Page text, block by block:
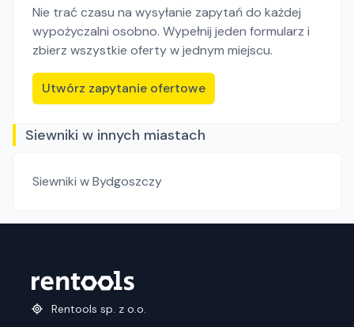
Nie trać czasu na wysyłanie zapytań do każdej
wypożyczalni osobno. Wypełnij jeden formularz i
zbierz wszystkie oferty w jednym miejscu.
Utwórz zapytanie ofertowe
Siewniki w innych miastach
Siewniki w Bydgoszczy
Rentools sp. z o.o.